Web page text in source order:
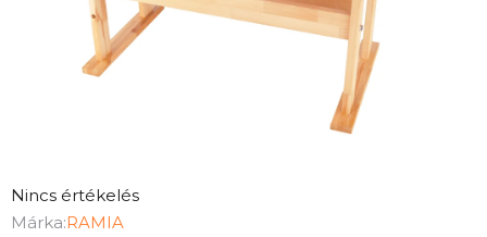
A
termék
Nincs értékelés
Márka:RAMIA